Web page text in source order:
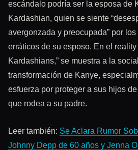
escándalo podría ser la esposa de
Kardashian, quien se siente
avergonzada y preocupada” por
erráticos de su esposo. En el reality
Kardashians,” se muestra a la
transformación de Kanye,
esfuerza por proteger a sus hijos
que rodea a su padre.
Leer también: Se Aclara Rumor
Johnny Depp de 60 años y Jenna